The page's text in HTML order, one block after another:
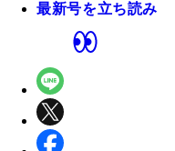
最新号を立ち読み